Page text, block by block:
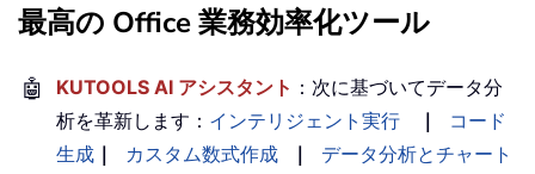
最高の Office 業務効率化ツール
🤖 KUTOOLS AI アシスタント ：次に基づいてデータ分
析を革新します： インテリジェント実行 ｜
コード
生成 ｜ カスタム数式作成 ｜
データ分析とチャート